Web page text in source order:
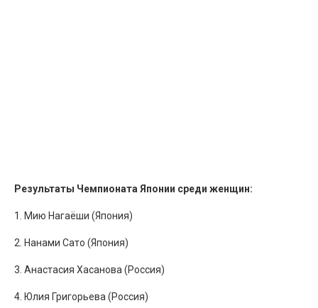
Результаты Чемпионата Японии среди женщин:
1. Мию Нагаёши (Япония)
2. Нанами Сато (Япония)
3. Анастасия Хасанова (Россия)
4. Юлия Григорьева (Россия)